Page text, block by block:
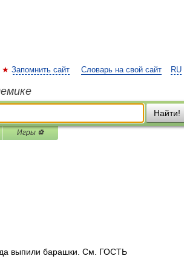
RU
Запомнить сайт Словарь на свой сайт
Найти!
Игры ⚽
выпили барашки. См. ГОСТЬ